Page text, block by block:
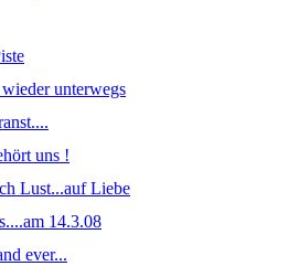
unterwegs
uns !
Lust...auf Liebe
14.3.08
ever...